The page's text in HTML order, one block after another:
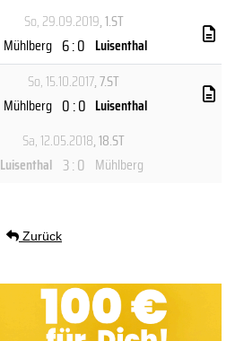
So, 29.09.2019, 1.ST
Mühlberg 6 : 0 Luisenthal
So, 15.10.2017, 7.ST
Mühlberg 0 : 0 Luisenthal
Sa, 12.05.2018, 18.ST
Luisenthal 3 : 0 Mühlberg
Zurück